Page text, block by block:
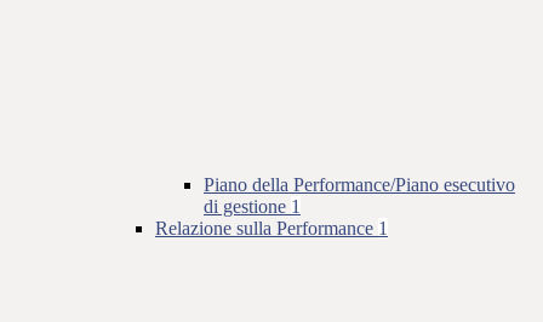
Piano della Performance/Piano esecutivo
di gestione 1
Relazione sulla Performance 1